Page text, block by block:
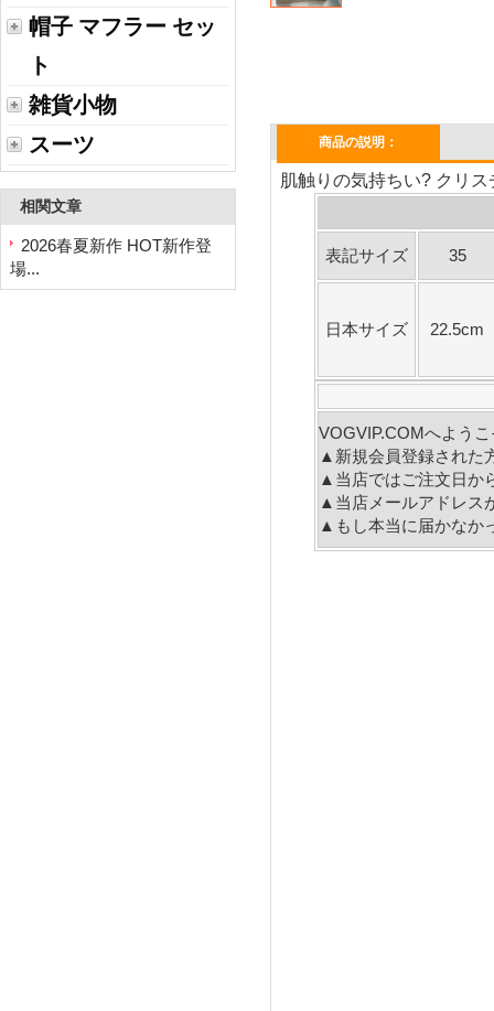
帽子 マフラー セッ
ト
雑貨小物
スーツ
相関文章
2026春夏新作 HOT新作登
場...
商品の説明：
肌触りの気持ちい? クリ
表記サイズ 35
日本サイズ 22.5cm
VOGVIP.COMへよう
▲新規会員登録された
▲当店ではご注文日か
▲当店メールアドレス
▲もし本当に届かなか